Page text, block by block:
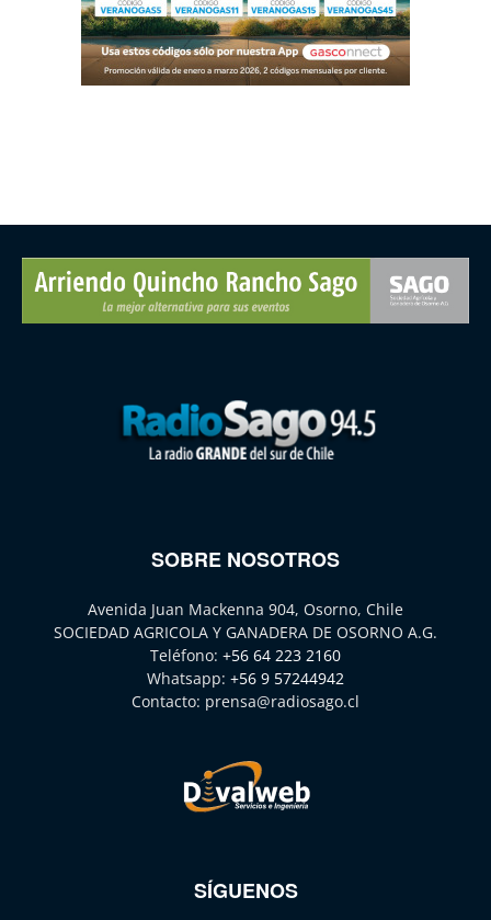
SOBRE NOSOTROS
Avenida Juan Mackenna 904, Osorno, Chile
SOCIEDAD AGRICOLA Y GANADERA DE OSORNO A.G.
Teléfono: +56 64 223 2160
Whatsapp: +56 9 57244942
Contacto: prensa@radiosago.cl
SÍGUENOS